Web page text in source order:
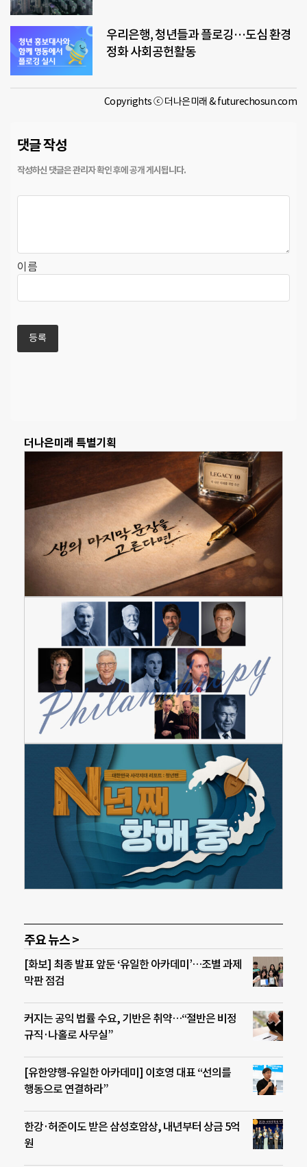
우리은행, 청년들과 플로깅…도심 환경
정화 사회공헌활동
Copyrights ⓒ 더나은미래 & futurechosun.com
댓글 작성
이름
더나은미래 특별기획
주요 뉴스 >
[화보] 최종 발표 앞둔 ‘유일한 아카데미’…조별 과제
막판 점검
커지는 공익 법률 수요, 기반은 취약…“절반은 비정
규직·나홀로 사무실”
[유한양행-유일한 아카데미] 이호영 대표 “선의를
행동으로 연결하라”
한강·허준이도 받은 삼성호암상, 내년부터 상금 5억
원